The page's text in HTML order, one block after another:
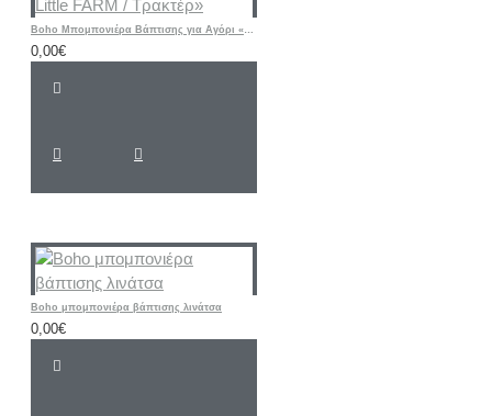
Boho Μπομπονιέρα Βάπτισης για Αγόρι «Baby Little FARM / Τρακτέρ»
0,00€
Boho μπομπονιέρα βάπτισης λινάτσα
0,00€